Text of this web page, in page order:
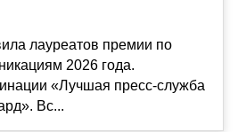
лауреатов премии по
2026 года.
«Лучшая пресс-служба
Вс...